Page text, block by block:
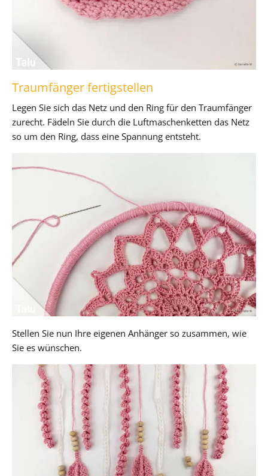
Traumfänger fertigstellen
Legen Sie sich das Netz und den Ring für den Traumfänger
zurecht. Fädeln Sie durch die Luftmaschenketten das Netz
so um den Ring, dass eine Spannung entsteht.
Stellen Sie nun Ihre eigenen Anhänger so zusammen, wie
Sie es wünschen.